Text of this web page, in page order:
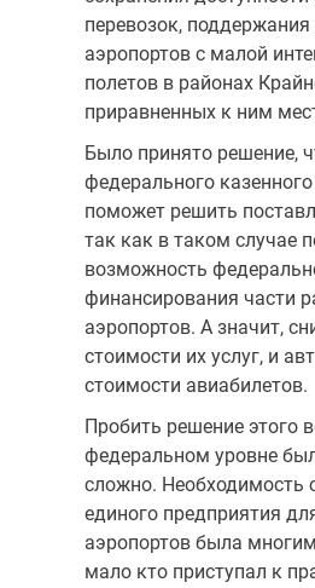
перевозок, поддержания
аэропортов с малой
полетов в районах
приравненных к ним
Было принято решение,
федерального
поможет решить
так как в таком случае
возможность
финансирования части
аэропортов. А значит,
стоимости их услуг, и
стоимости авиабилетов.
Пробить решение этого
федеральном уровне
сложно. Необходимость
единого предприятия
аэропортов была
мало кто приступал к